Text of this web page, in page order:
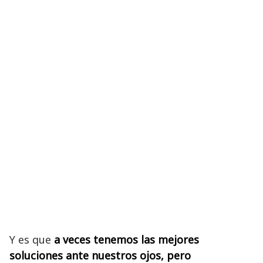
Y es que a veces tenemos las mejores
soluciones ante nuestros ojos, pero